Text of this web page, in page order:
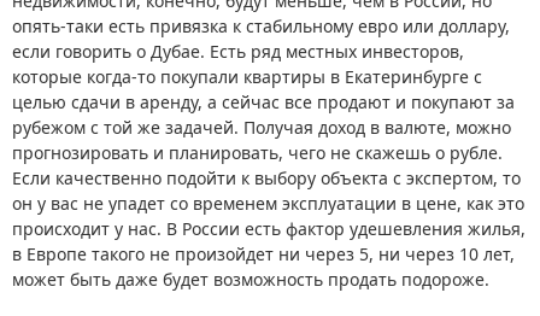
опять-таки есть привязка к стабильному евро или доллару,
если говорить о Дубае. Есть ряд местных инвесторов,
которые когда-то покупали квартиры в Екатеринбурге с
целью сдачи в аренду, а сейчас все продают и покупают за
рубежом с той же задачей. Получая доход в валюте, можно
прогнозировать и планировать, чего не скажешь о рубле.
Если качественно подойти к выбору объекта с экспертом, то
он у вас не упадет со временем эксплуатации в цене, как это
происходит у нас. В России есть фактор удешевления жилья,
в Европе такого не произойдет ни через 5, ни через 10 лет,
может быть даже будет возможность продать подороже.